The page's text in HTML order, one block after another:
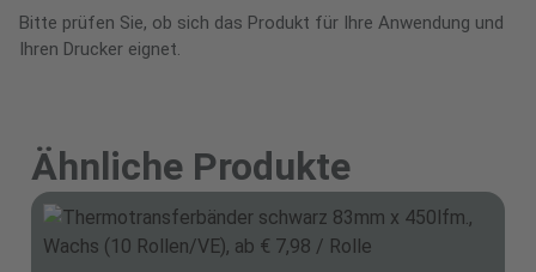
Bitte prüfen Sie, ob sich das Produkt für Ihre Anwendung und
Ihren Drucker eignet.
Ähnliche Produkte